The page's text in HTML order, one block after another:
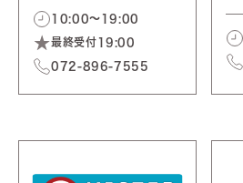
10:00～19:00
最終受付19:00
072-896-7555